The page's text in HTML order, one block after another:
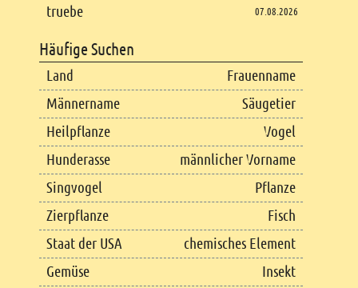
truebe 07.08.2026
Häufige Suchen
Land
Frauenname
Männername
Säugetier
Heilpflanze
Vogel
Hunderasse
männlicher Vorname
Singvogel
Pflanze
Zierpflanze
Fisch
Staat der USA
chemisches Element
Gemüse
Insekt